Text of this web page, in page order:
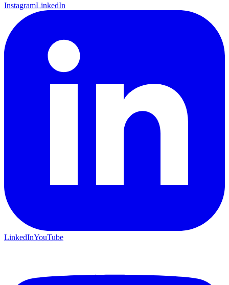
InstagramLinkedIn
LinkedInYouTube